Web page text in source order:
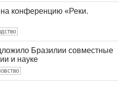
конференцию «Реки.
Бразилии совместные
и науке